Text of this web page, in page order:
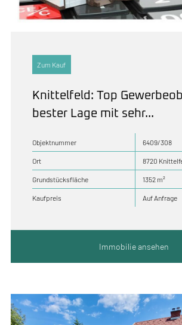
Zum Kauf
Knittelfeld: Top
bester Lage mit sehr...
Objektnummer 6409/308
Ort 8720
Grundstücksfläche 1352 m²
Kaufpreis Auf Anfrage
Immobilie ansehen